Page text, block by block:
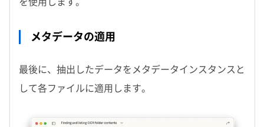
メタデータの適用
最後に、抽出したデータをメタデータインスタンスと
して各ファイルに適用します。